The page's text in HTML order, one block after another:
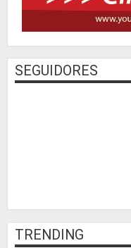
SEGUIDORES
TRENDING